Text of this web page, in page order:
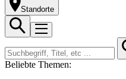
Standorte
Beliebte Themen: